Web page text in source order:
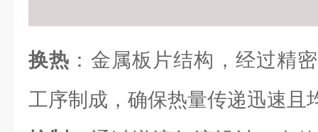
换热 ：金属板片结构，经过精
工序制成，确保热量传递迅速且